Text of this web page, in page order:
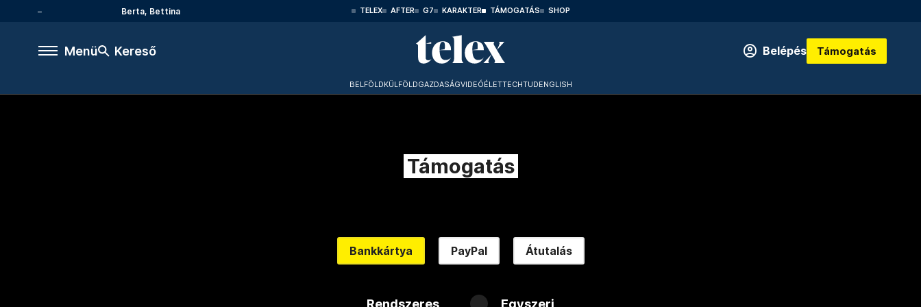
Berta, Bettina TELEX AFTER G7 KARAKTER TÁMOGATÁS SHOP
Menü Kereső Belépés Támogatás
BELFÖLDKÜLFÖLDGAZDASÁGVIDEÓÉLETTECHTUDENGLISH
Támogatás
Bankkártya PayPal Átutalás
Rendszeres Egyszeri